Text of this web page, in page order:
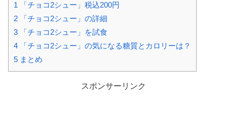
1 「チョコ2シュー」税込200円
2 「チョコ2シュー」の詳細
3 「チョコ2シュー」を試食
4 「チョコ2シュー」の気になる糖質とカロリーは？
5 まとめ
スポンサーリンク